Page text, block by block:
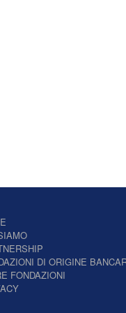
DI ORIGINE
FONDAZIONI